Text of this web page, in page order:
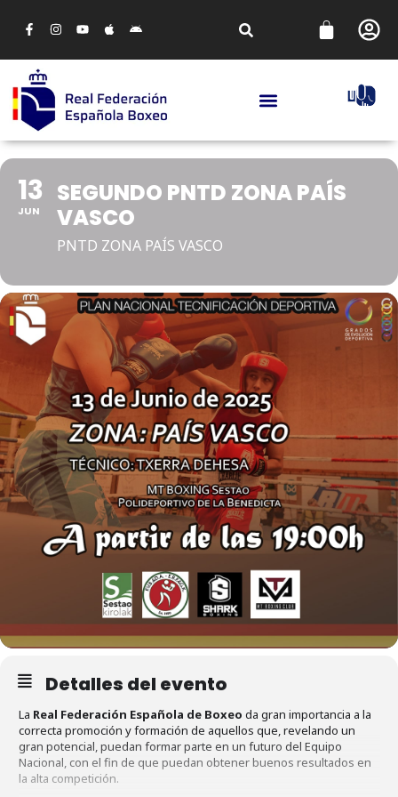
13
JUN
SEGUNDO PNTD ZONA PAÍS
VASCO
PNTD ZONA PAÍS VASCO
Detalles del evento
La Real Federación Española de Boxeo da gran importancia a la
correcta promoción y formación de aquellos que, revelando un
gran potencial, puedan formar parte en un futuro del Equipo
Nacional, con el fin de que puedan obtener buenos resultados en
la alta competición.